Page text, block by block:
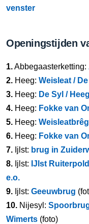
venster
Openingstijden
1.Abbegaasterketting:
2. Heeg: Weisleat /
3. Heeg: De Syl /
4. Heeg: Fokke van
5. Heeg:
6. Heeg: Fokke van
7. Ijlst: brug in
8. Ijlst: IJlst
e.o.
9. Ijlst: Geeuwbrug
10. Nijesyl:
Wimerts (foto)